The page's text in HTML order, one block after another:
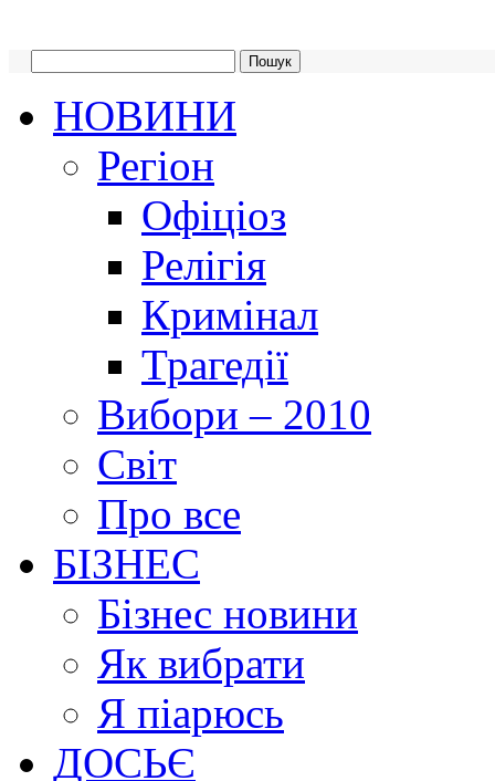
НОВИНИ
Регіон
Офіціоз
Релігія
Кримінал
Трагедії
Вибори – 2010
Світ
Про все
БІЗНЕС
Бізнес новини
Як вибрати
Я піарюсь
ДОСЬЄ